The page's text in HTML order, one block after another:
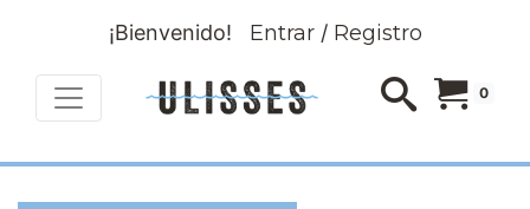
¡Bienvenido! Entrar/ Registro
0